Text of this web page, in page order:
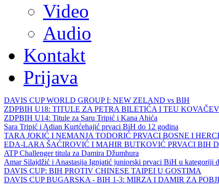
Video
Audio
Kontakt
Prijava
DAVIS CUP WORLD GROUP I: NEW ZELAND vs BIH
ZDPBIH U18: TITULE ZA PETRA BILETIĆA I TEU
ZDPBIH U14: Titule za Saru Tripić i Kana Ahića
Sara Tripić i Adian Kurtćehajić prvaci BiH do 12 godina
TARA JOKIĆ I NEMANJA TODORIĆ PRVACI BOSNE I
EDA-LARA ŠAĆIROVIĆ I MAHIR BUTKOVIĆ PRVACI BIH
ATP Challenger titula za Damira Džumhura
Amar Silajdžić i Anastasija Ignjatić juniorski prvaci BiH u kategoriji
DAVIS CUP: BIH PROTIV CHINESE TAIPEI U GOSTIMA
DAVIS CUP BUGARSKA - BIH 1-3: MIRZA I DAMIR ZA